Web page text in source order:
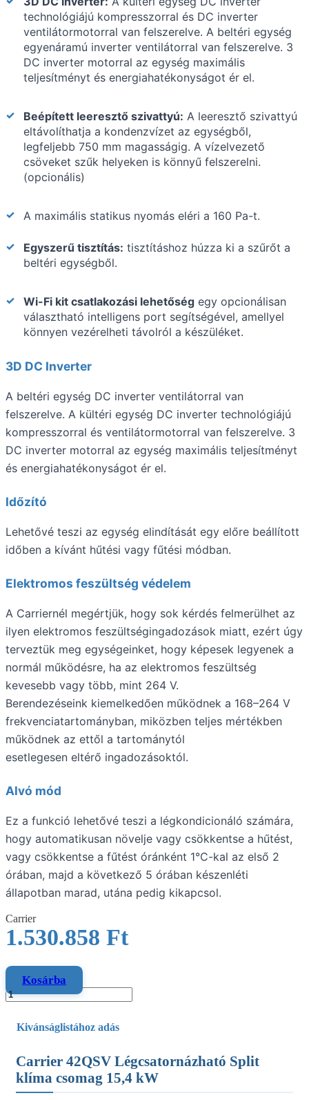
technológiájú kompresszorral és DC inverter
ventilátormotorral van felszerelve. A beltéri egység
egyenáramú inverter ventilátorral van felszerelve. 3
DC inverter motorral az egység maximális
teljesítményt és energiahatékonyságot ér el.
Beépített leeresztő szivattyú: A leeresztő szivattyú
eltávolíthatja a kondenzvízet az egységből,
legfeljebb 750 mm magasságig. A vízelvezető
csöveket szűk helyeken is könnyű felszerelni.
(opcionális)
A maximális statikus nyomás eléri a 160 Pa-t.
Egyszerű tisztítás: tisztításhoz húzza ki a szűrőt a
beltéri egységből.
Wi-Fi kit csatlakozási lehetőség egy opcionálisan
választható intelligens port segítségével, amellyel
könnyen vezérelheti távolról a készüléket.
3D DC Inverter
A beltéri egység DC inverter ventilátorral van
felszerelve. A kültéri egység DC inverter technológiájú
kompresszorral és ventilátormotorral van felszerelve. 3
DC inverter motorral az egység maximális teljesítményt
és energiahatékonyságot ér el.
Időzító
Lehetővé teszi az egység elindítását egy előre beállított
időben a kívánt hűtési vagy fűtési módban.
Elektromos feszültség védelem
A Carriernél megértjük, hogy sok kérdés felmerülhet az
ilyen elektromos feszültségingadozások miatt, ezért úgy
terveztük meg egységeinket, hogy képesek legyenek a
normál működésre, ha az elektromos feszültség
kevesebb vagy több, mint 264 V.
Berendezéseink kiemelkedően működnek a 168–264 V
frekvenciatartományban, miközben teljes mértékben
működnek az ettől a tartománytól
esetlegesen eltérő ingadozásoktól.
Alvó mód
Ez a funkció lehetővé teszi a légkondicionáló számára,
hogy automatikusan növelje vagy csökkentse a hűtést,
vagy csökkentse a fűtést óránként 1°C-kal az első 2
órában, majd a következő 5 órában készenléti
állapotban marad, utána pedig kikapcsol.
Carrier
1.530.858 Ft
Kosárba
Kivánságlistához adás
Carrier 42QSV Légcsatornázható Split
klíma csomag 15,4 kW